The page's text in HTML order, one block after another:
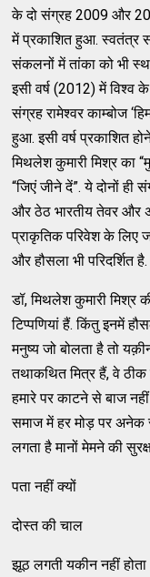
के दो संग्रह 2009 और
में प्रकाशित हुआ. स्वतंत्र
संकलनों में तांका को भी
इसी वर्ष (2012) में
संग्रह रामेश्वर काम्बोज
हुआ. इसी वर्ष प्रकाशित
मिथलेश कुमारी मिश्र का
“जिएं जीने दें”. ये दोनों ही
और ठेठ भारतीय तेवर और
प्राकृतिक परिवेश के लिए
और हौसला भी परिदर्शित है.
डॉ, मिथलेश कुमारी मिश्र
टिप्पणियां हैं. किंतु इनमें
मनुष्य जो बोलता है तो
तथाकथित मित्र हैं, वे
हमारे पर काटने से बाज
समाज में हर मोड़ पर अनेक
लगता है मानों मेमने की
पता नहीं क्यों
दोस्त की चाल
झूठ लगती यकीन नहीं होता